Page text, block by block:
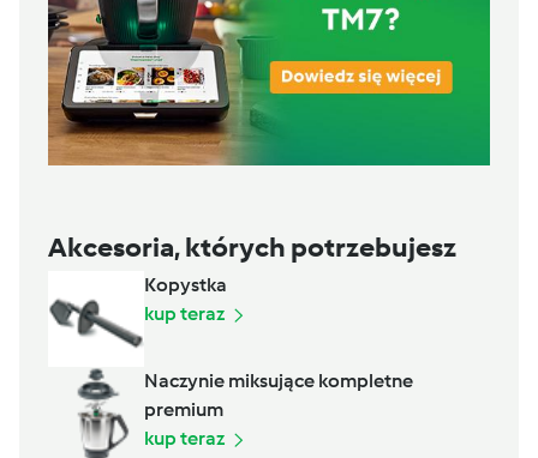
Akcesoria, których potrzebujesz
Kopystka
kup teraz
Naczynie miksujące kompletne
premium
kup teraz